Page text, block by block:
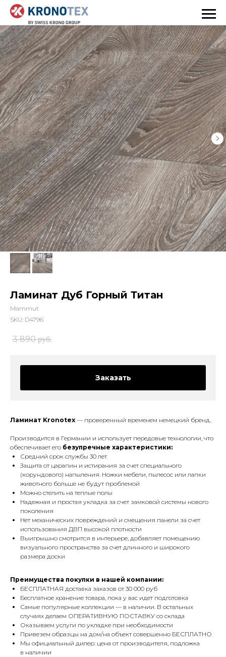
Ламинат Дуб Горный Титан
Mammut
SKU: D4796
3 890 руб.
Заказать
Ламинат Kronotex— проверенный временем немецкий бренд.
Производится в Германии и использует передовые технологии, что
обеспечивает его безупречные характеристики:
Средний срок службы 30 лет
Защита от царапин и истирания за счет специального
(корундового) напыления. Ножки мебели, пылесос или лапки
животного больше не будут проблемой
Можно стелить на теплые полы
Надежная и простая укладка за счет замковой системы нового
поколения
Нет механических повреждений и смещения панели за счет
использования ДВП высокой плотности
Выигрышно смотрится в интерьере, добавляет помещению
визуального пространства за счет длинного и широкого
размера доски
Преимущества покупки в нашей компании:
БЕСПЛАТНАЯ доставка заказов от 30 000 руб
Бесплатное хранение товара, пока у вас идет подготовка
Самые популярные коллекции — в наличии. В остальных
случаях делаем ОПЕРАТИВНУЮ ПОСТАВКУ со склада
Оказываем услуги по укладке при необходимости
Привезем образцы на дом/на объект совершенно БЕСПЛАТНО
Мы официальный дилер: цена от производителя, подложка
в наличии